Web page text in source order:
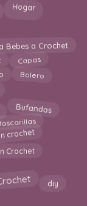
Hogar
Bebes a Crochet
Capas
Bolero
Bufandas
crochet
Crochet
diy